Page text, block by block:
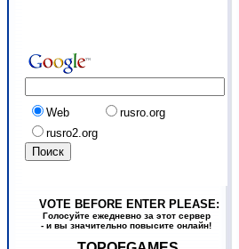
Web
rusro.org
rusro2.org
VOTE BEFORE ENTER PLEASE:
Голосуйте ежедневно за этот сервер
- и вы значительно повысите онлайн!